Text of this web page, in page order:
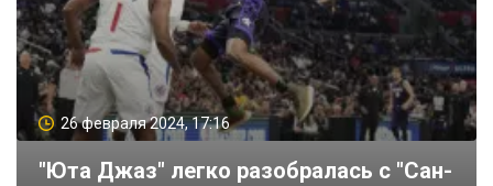
26 февраля 2024, 17:16
"Юта Джаз" легко разобралась с "Сан-